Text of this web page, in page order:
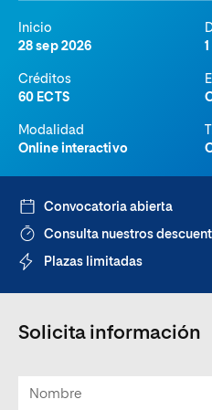
Inicio
28 sep 2026
Créditos
60 ECTS
Modalidad
Online interactivo
Convocatoria abierta
Consulta nuestros
Plazas limitadas
Solicita información